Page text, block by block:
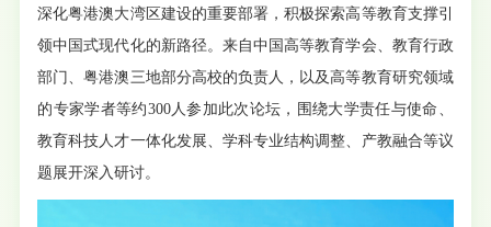
深化粤港澳大湾区建设的重要部署，积极探索高等教育支撑引
领中国式现代化的新路径。来自中国高等教育学会、教育行政
部门、粤港澳三地部分高校的负责人，以及高等教育研究领域
的专家学者等约300人参加此次论坛，围绕大学责任与使命、
教育科技人才一体化发展、学科专业结构调整、产教融合等议
题展开深入研讨。